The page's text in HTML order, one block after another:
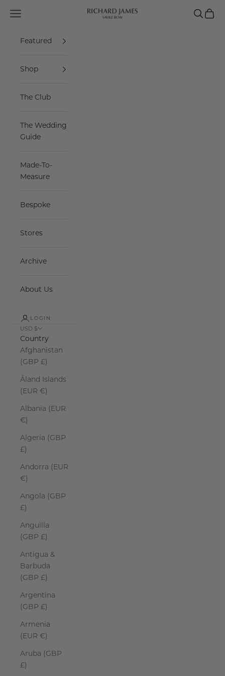
Richard James Savile Row
Navigation menu Search
Cart
Featured
Shop
The Club
The Wedding
Guide
Made-To-
Measure
Bespoke
Stores
Archive
About Us
LOGIN
USD $
Country
Afghanistan
(GBP £)
Åland Islands
(EUR €)
Albania (EUR
€)
Algeria (GBP
£)
Andorra (EUR
€)
Angola (GBP
£)
Anguilla
(GBP £)
Antigua &
Barbuda
(GBP £)
Argentina
(GBP £)
Armenia
(EUR €)
Aruba (GBP
£)